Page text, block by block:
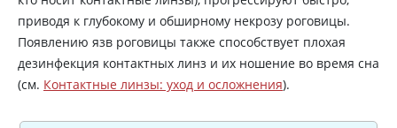
приводя к глубокому и обширному некрозу роговицы.
Появлению язв роговицы также способствует плохая
дезинфекция контактных линз и их ношение во время сна
(см. Контактные линзы: уход и осложнения).